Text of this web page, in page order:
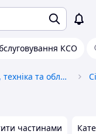
КСО
Сільгосппродукція, техніка та обладнання
частинами